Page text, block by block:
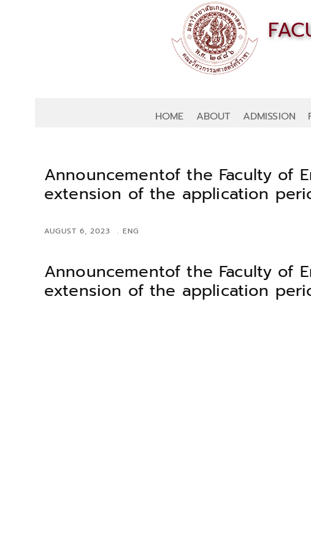
HOME ABOUT ADMISSION
Announcementof the Faculty of
extension of the application
AUGUST 6, 2023 ENG
Announcementof the Faculty of
extension of the application